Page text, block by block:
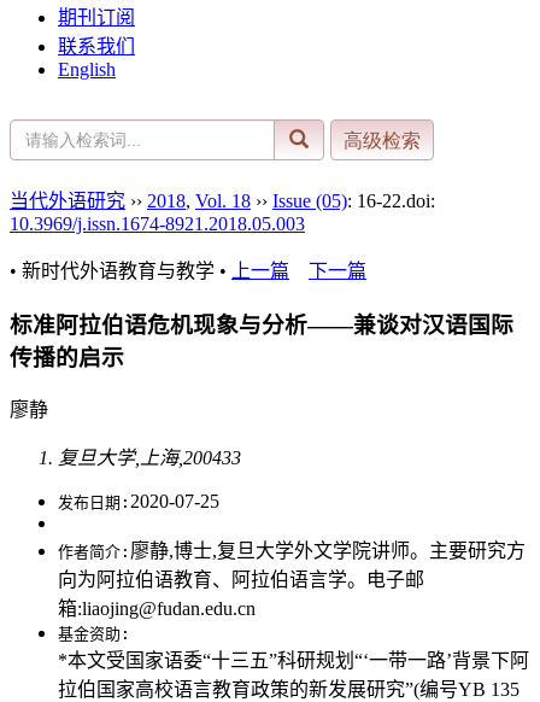
期刊订阅
联系我们
English
当代外语研究 ›› 2018, Vol. 18 ›› Issue (05): 16-22.doi:
10.3969/j.issn.1674-8921.2018.05.003
• 新时代外语教育与教学 • 上一篇 下一篇
标准阿拉伯语危机现象与分析——兼谈对汉语国际
传播的启示
廖静
复旦大学,上海,200433
发布日期: 2020-07-25
作者简介: 廖静,博士,复旦大学外文学院讲师。主要研究方
向为阿拉伯语教育、阿拉伯语言学。电子邮
箱:liaojing@fudan.edu.cn
基金资助:
*本文受国家语委“十三五”科研规划“‘一带一路’背景下阿
拉伯国家高校语言教育政策的新发展研究”(编号YB 135